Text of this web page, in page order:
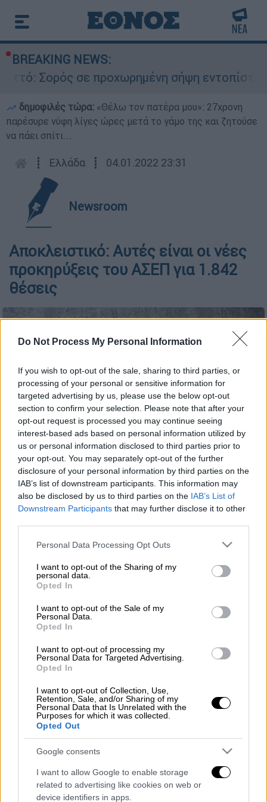
Do Not Process My Personal Information
If you wish to opt-out of the sale, sharing to third parties, or
processing of your personal or sensitive information for
targeted advertising by us, please use the below opt-out
section to confirm your selection. Please note that after your
opt-out request is processed you may continue seeing
interest-based ads based on personal information utilized by
us or personal information disclosed to third parties prior to
your opt-out. You may separately opt-out of the further
disclosure of your personal information by third parties on the
IAB’s list of downstream participants. This information may
also be disclosed by us to third parties on the IAB’s List of
Downstream Participants that may further disclose it to other
Please note that this website/app uses one or more Google
not limited to your visit or usage behaviour. You may click to
grant or deny consent to Google and its third-party tags to
use your data for below specified purposes in below Google
consent section.
Personal Data Processing Opt Outs
I want to opt-out of the Sharing of my
personal data.
Opted In
I want to opt-out of the Sale of my
Personal Data.
Opted In
I want to opt-out of processing my
Personal Data for Targeted Advertising.
Opted In
I want to opt-out of Collection, Use,
Retention, Sale, and/or Sharing of my
Personal Data that Is Unrelated with the
Purposes for which it was collected.
Opted Out
Google consents
I want to allow Google to enable storage
related to advertising like cookies on web or
device identifiers in apps.
BREAKING NEWS:
Σορός σε προχωρημένη σήψη
δημοφιλές τώρα: «Θέλω τον πατέρα μου»: 27χρονη
παρέσυρε νύφη λίγες ώρες μετά το γάμο της και ζητούσε
να πάει σπίτι...
┋ Ελλάδα ┋ 04.01.2022 23:31
Newsroom
Αποκλειστικό: Αυτές είναι οι νέες
προκηρύξεις του ΑΣΕΠ για 1.842
θέσεις
(InTime Photos)
Προσθέστε το ΕΘΝΟΣ στη Google
Το Proson.gr δημοσιεύει όλες τις νέες
για το νέο έτος τη στελέχωση του Δημόσιου
Τομέα. Οι προκηρύξεις αφορούν συνολικά
1.842 νέες μόνιμες προσλήψεις σε
υπουργεία και φορείς του ευρύτερου
Δημόσιου Τομέα.
Διαβάστε περισσότερα στοproson.gr
Διαβάστε ακόμη
Kadebostany στο ethnos.gr: «Κάποτε
πίστευα ότι το να είσαι outsider ήταν
θερμοκρασίες»: Σε δραματικές συνθήκες
χιλιάδες μετανάστες στη Θέουτα